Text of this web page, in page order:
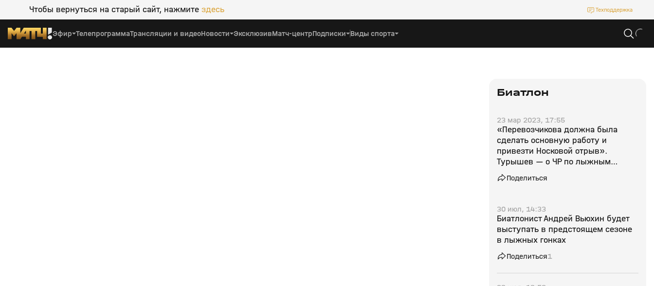
Чтобы вернуться на старый сайт, нажмите здесь Техподдержка
Эфир ТелепрограммаТрансляции и видеоНовости ЭксклюзивМатч-центрПодписки Виды спорта
Биатлон
23 мар 2023, 17:55
«Перевозчикова должна была
сделать основную работу и
привезти Носковой отрыв».
Турышев — о ЧР по лыжным
гонкам
Поделиться
30 июл, 14:33
Биатлонист Андрей Вьюхин будет
выступать в предстоящем сезоне
в лыжных гонках
Поделиться1